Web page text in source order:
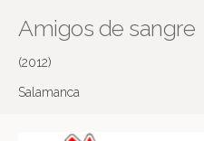
Amigos de sangre
(2012)
Salamanca